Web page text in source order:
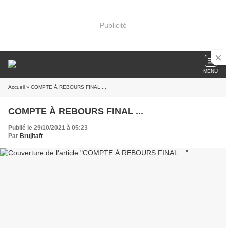
Publicité
MENU
Accueil » COMPTE À REBOURS FINAL ...
COMPTE À REBOURS FINAL ...
Publié le 29/10/2021 à 05:23
Par Brujitafr